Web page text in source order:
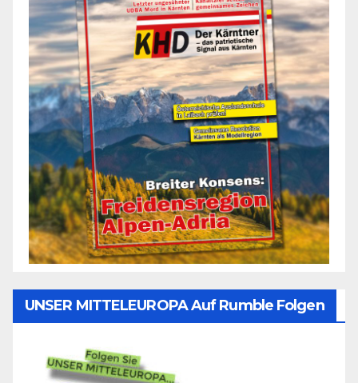
UNSER MITTELEUROPA Auf Rumble Folgen